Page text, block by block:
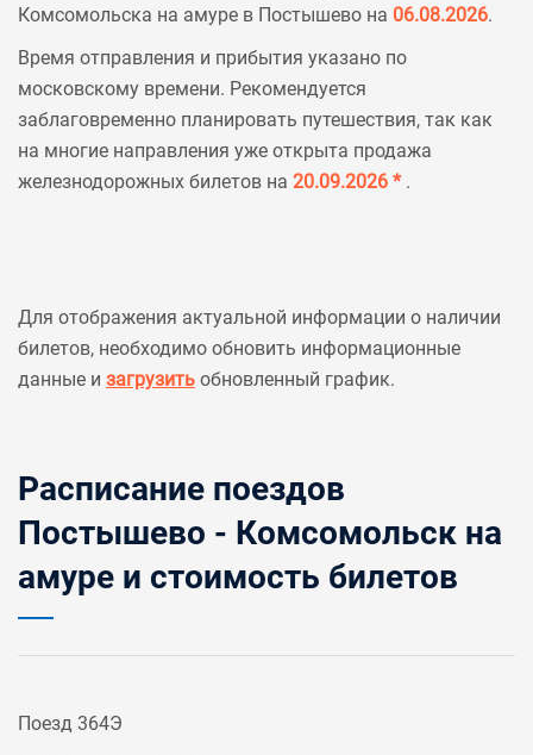
Комсомольска на амуре в Постышево на 06.08.2026.
Время отправления и прибытия указано по
московскому времени. Рекомендуется
заблаговременно планировать путешествия, так как
на многие направления уже открыта продажа
железнодорожных билетов на 20.09.2026 * .
Для отображения актуальной информации о наличии
билетов, необходимо обновить информационные
данные и загрузить обновленный график.
Расписание поездов
Постышево - Комсомольск на
амуре и стоимость билетов
Поезд 364Э